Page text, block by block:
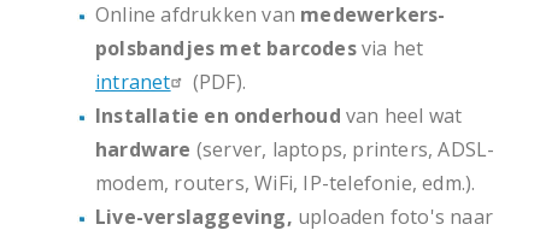
Online afdrukken van medewerkers-
polsbandjes met barcodesvia het
intranet
(PDF).
Installatie en onderhoud van heel wat
hardware (server, laptops, printers, ADSL-
modem, routers, WiFi, IP-telefonie, edm.).
Live-verslaggeving, uploaden foto's naar